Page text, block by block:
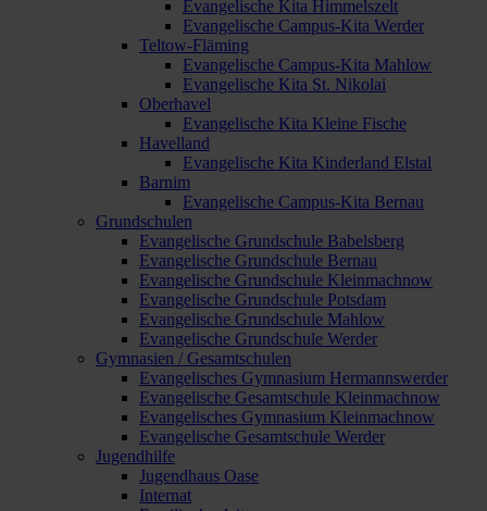
Evangelische Kita Himmelszelt
Evangelische Campus-Kita Werder
Teltow-Fläming
Evangelische Campus-Kita Mahlow
Evangelische Kita St. Nikolai
Oberhavel
Evangelische Kita Kleine Fische
Havelland
Evangelische Kita Kinderland Elstal
Barnim
Evangelische Campus-Kita Bernau
Grundschulen
Evangelische Grundschule Babelsberg
Evangelische Grundschule Bernau
Evangelische Grundschule Kleinmachnow
Evangelische Grundschule Potsdam
Evangelische Grundschule Mahlow
Evangelische Grundschule Werder
Gymnasien / Gesamtschulen
Evangelisches Gymnasium Hermannswerder
Evangelische Gesamtschule Kleinmachnow
Evangelisches Gymnasium Kleinmachnow
Evangelische Gesamtschule Werder
Jugendhilfe
Jugendhaus Oase
Internat